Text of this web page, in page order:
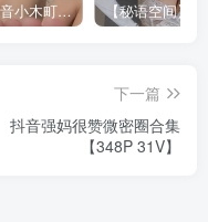
【岛遇】抖音小木町合集【15P 20V】
下一篇
抖音强妈很赞微密圈合集
【348P 31V】